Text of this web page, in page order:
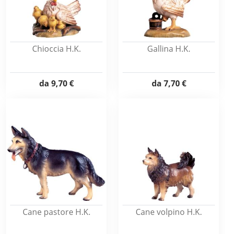
Chioccia H.K.
da 9,70 €
Gallina H.K.
da 7,70 €
Cane pastore H.K. Cane volpino H.K.